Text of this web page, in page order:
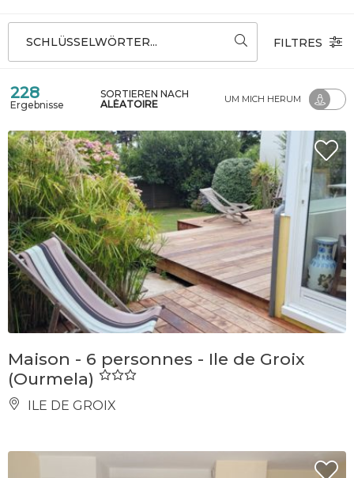
SCHLÜSSELWÖRTER... FILTRES
228
Ergebnisse
SORTIEREN NACH
ALÉATOIRE
UM MICH HERUM
Maison - 6 personnes - Ile de Groix
(Ourmela)
ILE DE GROIX